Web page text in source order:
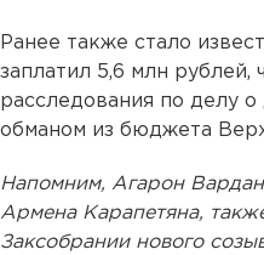
Ранее также стало
заплатил 5,6 млн рублей,
расследования по делу о
обманом из бюджета
Напомним, Агарон
Армена Карапетяна,
Заксобрании нового